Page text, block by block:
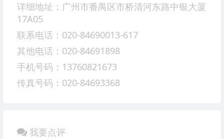
详细地址：广州市番禺区市桥清河东路中银大厦
17A05
联系电话：020-84690013-617
其他电话：020-84691898
手机号码：13760821673
传真号码：020-84693368
我要点评